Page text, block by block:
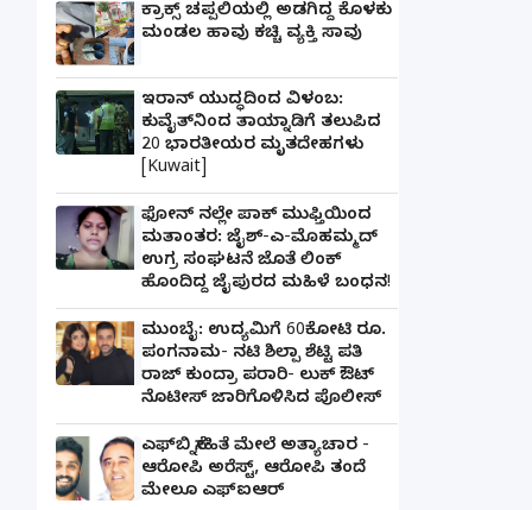
ಕ್ರಾಕ್ಸ್ ಚಪ್ಪಲಿಯಲ್ಲಿ ಅಡಗಿದ್ದ ಕೊಳಕು
ಮಂಡಲ ಹಾವು ಕಚ್ಚಿ ವ್ಯಕ್ತಿ ಸಾವು
ಇರಾನ್ ಯುದ್ಧದಿಂದ ವಿಳಂಬ:
ಕುವೈತ್‌ನಿಂದ ತಾಯ್ನಾಡಿಗೆ ತಲುಪಿದ
20 ಭಾರತೀಯರ ಮೃತದೇಹಗಳು
[Kuwait]
ಫೋನ್ ನಲ್ಲೇ ಪಾಕ್ ಮುಫ್ತಿಯಿಂದ
ಮತಾಂತರ: ಜೈಶ್-ಎ-ಮೊಹಮ್ಮದ್
ಉಗ್ರ ಸಂಘಟನೆ ಜೊತೆ ಲಿಂಕ್
ಹೊಂದಿದ್ದ ಜೈಪುರದ ಮಹಿಳೆ ಬಂಧನ!
ಮುಂಬೈ: ಉದ್ಯಮಿಗೆ 60ಕೋಟಿ ರೂ.
ಪಂಗನಾಮ- ನಟಿ ಶಿಲ್ಪಾ ಶೆಟ್ಟಿ ಪತಿ
ರಾಜ್ ಕುಂದ್ರಾ ಪರಾರಿ- ಲುಕ್ ಔಟ್
ನೊಟೀಸ್ ಜಾರಿಗೊಳಿಸಿದ ಪೊಲೀಸ್
ಎಫ್‌ಬಿ ಸ್ನೇಹಿತೆ ಮೇಲೆ ಅತ್ಯಾಚಾರ -
ಆರೋಪಿ ಅರೆಸ್ಟ್, ಆರೋಪಿ ತಂದೆ
ಮೇಲೂ ಎಫ್ಐಆರ್